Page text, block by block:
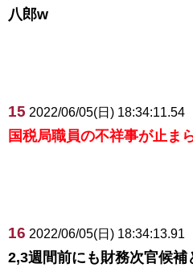
八郎w
15 2022/06/05(日) 18:34:11.54
国税局職員の不祥事が止ま
16 2022/06/05(日) 18:34:13.91
2,3週間前にも財務次官候